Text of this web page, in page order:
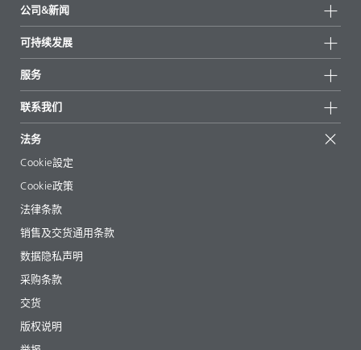
所有产品
重点推荐
公司&新闻
新闻
新闻和媒体
地区和分销商
展会和活动
可持续发展
可持续产品
成功案例
EcoVadis
认证
服务
起始配方
文章
电子书
法规事务
助剂指南 App
视频
下载
联系我们
法务
Cookie設定
Cookie政策
法律条款
销售及交货通用条款
数据隐私声明
采购条款
交货
版权说明